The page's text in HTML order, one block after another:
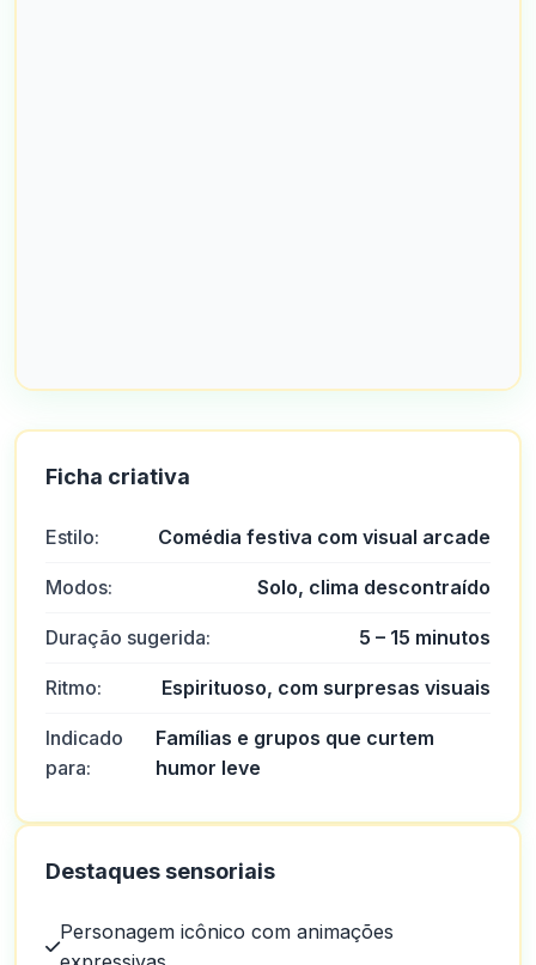
Ficha criativa
Estilo: Comédia festiva com visual arcade
Modos: Solo, clima descontraído
Duração sugerida: 5 – 15 minutos
Ritmo: Espirituoso, com surpresas visuais
Indicado
para:
Famílias e grupos que curtem
humor leve
Destaques sensoriais
Personagem icônico com animações